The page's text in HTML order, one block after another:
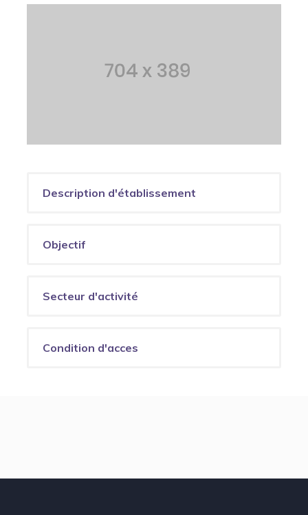
Description d'établissement
Objectif
Secteur d'activité
Condition d'acces